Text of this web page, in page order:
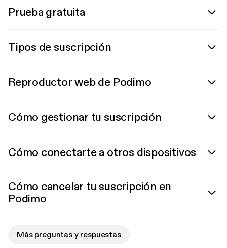
Prueba gratuita
Tipos de suscripción
Reproductor web de Podimo
Cómo gestionar tu suscripción
Cómo conectarte a otros dispositivos
Cómo cancelar tu suscripción en
Podimo
Más preguntas y respuestas